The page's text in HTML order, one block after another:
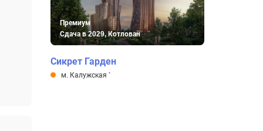
Премиум
Сдача в 2029, Котлован
Сикрет Гарден
м. Калужская `